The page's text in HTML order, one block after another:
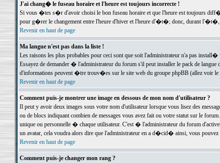
J'ai chang� le fuseau horaire et l'heure est toujours incorrecte !
Si vous �tes s�r d'avoir choisi le bon fuseau horaire et que l'heure est toujours
pour g�rer le changement entre l'heure d'hiver et l'heure d'�t�; donc, durant
Revenir en haut de page
Ma langue n'est pas dans la liste !
Les raisons les plus probables pour ceci sont que soit l'administrateur n'a pas
Essayez de demander � l'administrateur du forum s'il peut installer le pack de
d'informations peuvent �tre trouv�es sur le site web du groupe phpBB (allez voir le
Revenir en haut de page
Comment puis-je montrer une image en dessous de mon nom d'utilisateur ?
Il peut y avoir deux images sous votre nom d'utilisateur lorsque vous lisez des
ou de blocs indiquant combien de messages vous avez fait ou votre statut sur le
unique ou personnelle � chaque utilisateur. C'est � l'administrateur du forum
un avatar, cela voudra alors dire que l'administrateur en a d�cid� ainsi, vous
Revenir en haut de page
Comment puis-je changer mon rang ?